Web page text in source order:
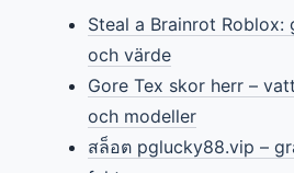
Steal a Brainrot Roblox:
och värde
Gore Tex skor herr –
och modeller
สล็อต pglucky88.vip –